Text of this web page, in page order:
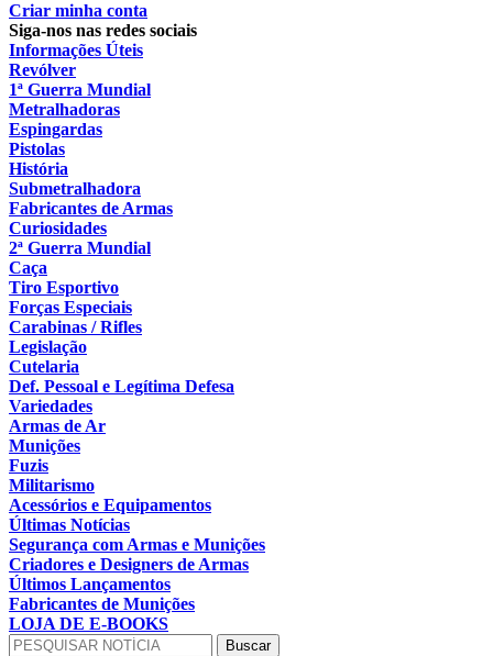
Criar minha conta
Siga-nos nas redes sociais
Informações Úteis
Revólver
1ª Guerra Mundial
Metralhadoras
Espingardas
Pistolas
História
Submetralhadora
Fabricantes de Armas
Curiosidades
2ª Guerra Mundial
Caça
Tiro Esportivo
Forças Especiais
Carabinas / Rifles
Legislação
Cutelaria
Def. Pessoal e Legítima Defesa
Variedades
Armas de Ar
Munições
Fuzis
Militarismo
Acessórios e Equipamentos
Últimas Notícias
Segurança com Armas e Munições
Criadores e Designers de Armas
Últimos Lançamentos
Fabricantes de Munições
LOJA DE E-BOOKS